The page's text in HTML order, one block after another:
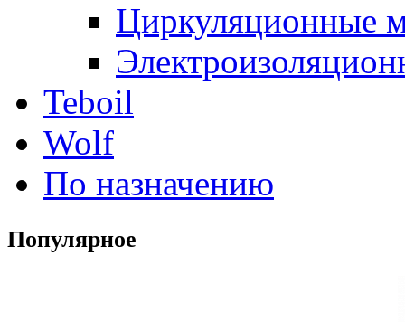
Циркуляционные
Teboil
Wolf
По назначению
Популярное